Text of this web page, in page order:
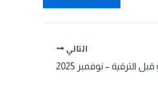
التالي
– نوفمبر 2025